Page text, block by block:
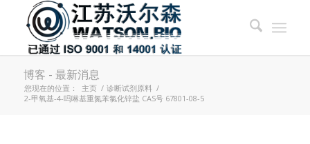
博客 - 最新消息
您现在的位置： 主页 / 诊断试剂原料 /
2-甲氧基-4-吗啉基重氮苯氯化锌盐 CAS号 67801-08-5